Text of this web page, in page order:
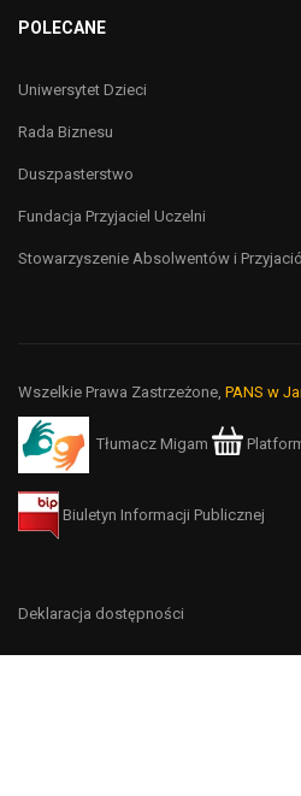
POLECANE
Uniwersytet Dzieci
Rada Biznesu
Duszpasterstwo
Fundacja Przyjaciel Uczelni
Stowarzyszenie Absolwentów i
Wszelkie Prawa Zastrzeżone, PANS w
Tłumacz Migam
Biuletyn Informacji Publicznej
Deklaracja dostępności